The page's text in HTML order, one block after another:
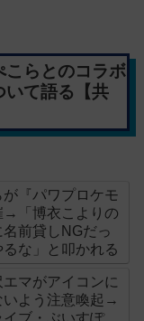
こらとのコラボ
いて語る【共
が『パワプロケモ
→「博衣こよりの
前貸しNGだっ
な」と叩かれる
エマがアイコンに
いよう注意喚起→
ブ・ぶいすぽ